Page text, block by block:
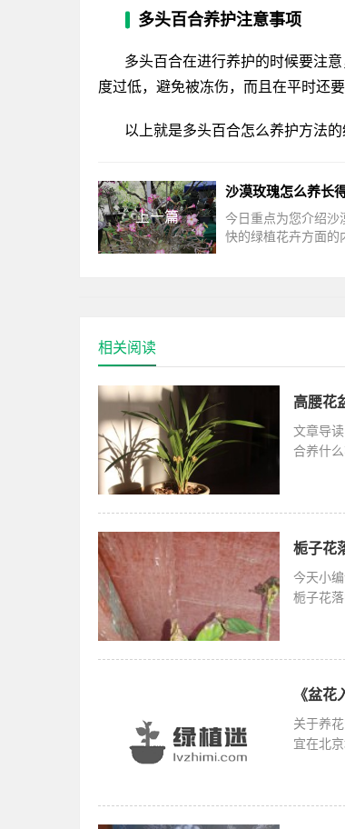
多头百合养护注意事项
多头百合在进行养护的时候要注
度过低，避免被冻伤，而且在平时还
以上就是多头百合怎么养护方法
上一篇
今日重点为您介绍沙
快的绿植花卉方面的
相关阅读
高腰花
文章导
合养什
栀子花
今天小
栀子花
《盆
关于养
宜在北